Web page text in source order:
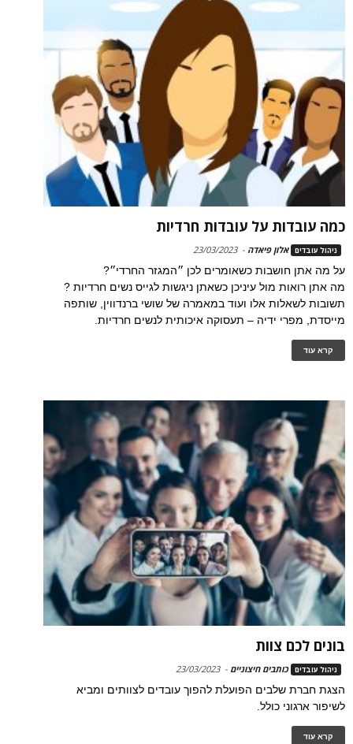
כמה עובדות על עובדות חרדיות
ניהול עובדים אלון פיאדה -
23/03/2023
על מה אתן חושבות כשאומרים לכן ״המגזר החרדי״?
מה אתן רואות מול עיניכן כשאתן ניגשות לגייס נשים חרדיות ?
תשובות לשאלות אלו ועוד במאמרה של שושי ברנדווין, שותפה
מייסדת, מפרי ידיה – תעסוקה איכותית לנשים חרדיות.
קרא עוד
בונים לכם צוות
ניהול עובדים כותבים חיצוניים -
23/03/2023
הצגת חברת שלבים הפועלת להפוך עובדים לצוותים ומביא
לשיפור ארגוני כולל.
קרא עוד